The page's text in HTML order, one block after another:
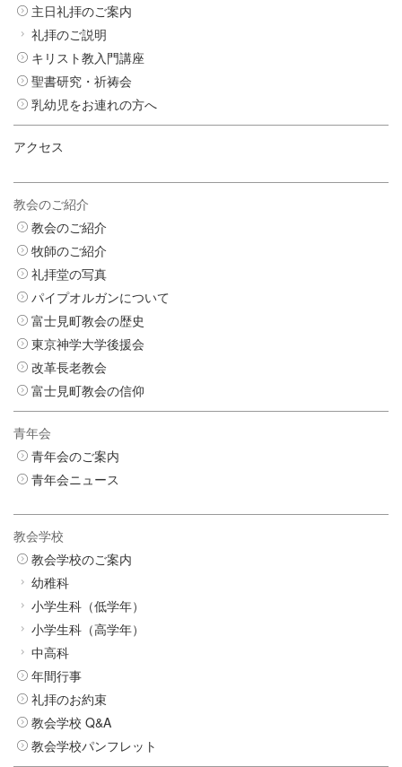
主日礼拝のご案内
礼拝のご説明
キリスト教入門講座
聖書研究・祈祷会
乳幼児をお連れの方へ
アクセス
教会のご紹介
教会のご紹介
牧師のご紹介
礼拝堂の写真
パイプオルガンについて
富士見町教会の歴史
東京神学大学後援会
改革長老教会
富士見町教会の信仰
青年会
青年会のご案内
青年会ニュース
教会学校
教会学校のご案内
幼稚科
小学生科（低学年）
小学生科（高学年）
中高科
年間行事
礼拝のお約束
教会学校 Q&A
教会学校パンフレット